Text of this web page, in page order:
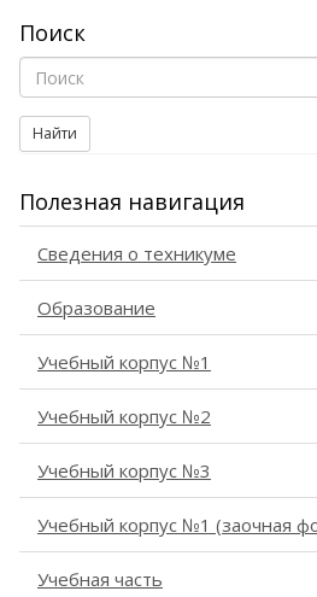
Поиск
Найти
Полезная навигация
Сведения о техникуме
Образование
Учебный корпус №1
Учебный корпус №2
Учебный корпус №3
Учебный корпус №1 (заочная
Учебная часть